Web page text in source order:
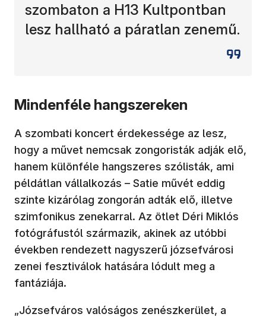
szombaton a H13 Kultpontban
lesz hallható a páratlan zenemű.
Mindenféle hangszereken
A szombati koncert érdekessége az lesz,
hogy a művet nemcsak zongoristák adják elő,
hanem különféle hangszeres szólisták, ami
példátlan vállalkozás – Satie művét eddig
szinte kizárólag zongorán adták elő, illetve
szimfonikus zenekarral. Az ötlet Déri Miklós
fotógráfustól származik, akinek az utóbbi
években rendezett nagyszerű józsefvárosi
zenei fesztiválok hatására lódult meg a
fantáziája.
„Józsefváros valóságos zenészkerület, a